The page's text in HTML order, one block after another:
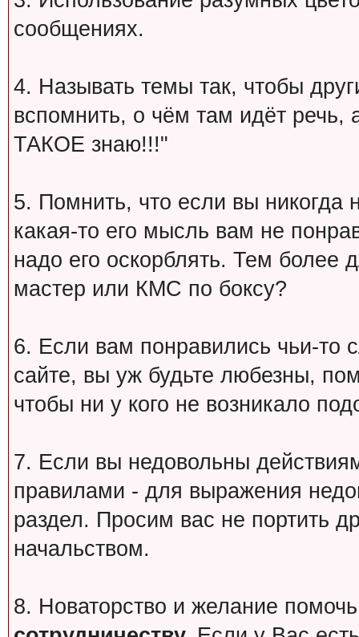
сообщениях.
4. Называть темы так, чтобы
вспомнить, о чём там идёт речь,
ТАКОЕ знаю!!!"
5. Помнить, что если вы никогда
какая-то его мысль вам не
надо его оскорблять. Тем более
мастер или КМС по боксу?
6. Если вам понравились чьи-то
сайте, вы уж будьте любезны,
чтобы ни у кого не возникало
7. Если вы недовольны
правилами - для выражения
раздел. Просим вас не портить
начальством.
8. Новаторство и желание